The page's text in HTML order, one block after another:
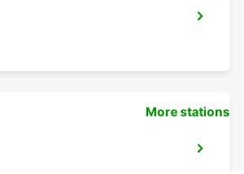
More stations